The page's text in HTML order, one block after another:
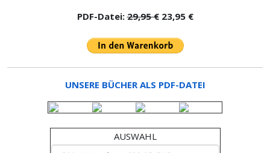
PDF-Datei:29,95 €23,95 €
UNSERE BÜCHER ALS PDF-DATEI
AUSWAHL